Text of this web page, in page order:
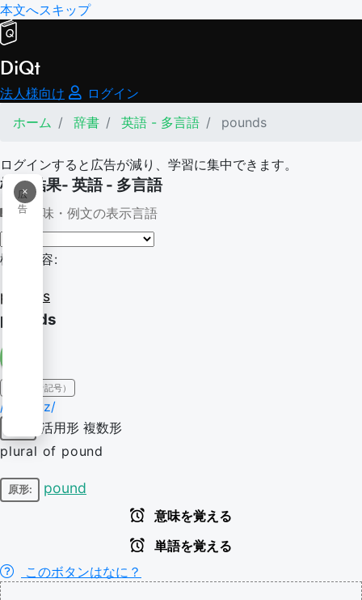
本文へスキップ
DiQt
法人様向け
ログイン
ホーム
辞書 英語 - 多言語 pounds
ログインすると広告が減り、学習に集中できます。
×
広
告
検索結果- 英語 - 多言語
意味・例文の表示言語
検索内容:
pounds
pounds
IPA（発音記号）
/paʊndz/
活用形 複数形
plural of pound
原形: pound
意味を覚える
単語を覚える
このボタンはなに？